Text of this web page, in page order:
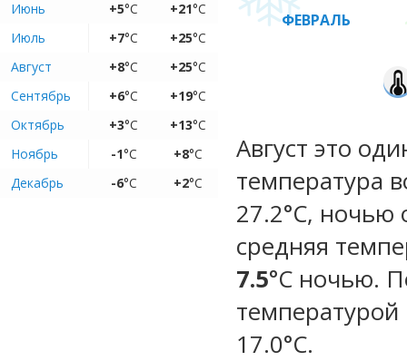
Июнь
+5°C +21°C
Июль
+7°C +25°C
Август
+8°C +25°C
Сентябрь
+6°C +19°C
Октябрь
+3°C +13°C
Ноябрь
-1°C +8°C
Декабрь
-6°C +2°C
ФЕВРАЛЬ
Август это
температура
27.2°C, ночью
средняя
7.5°C ночью.
температурой
17.0°С.